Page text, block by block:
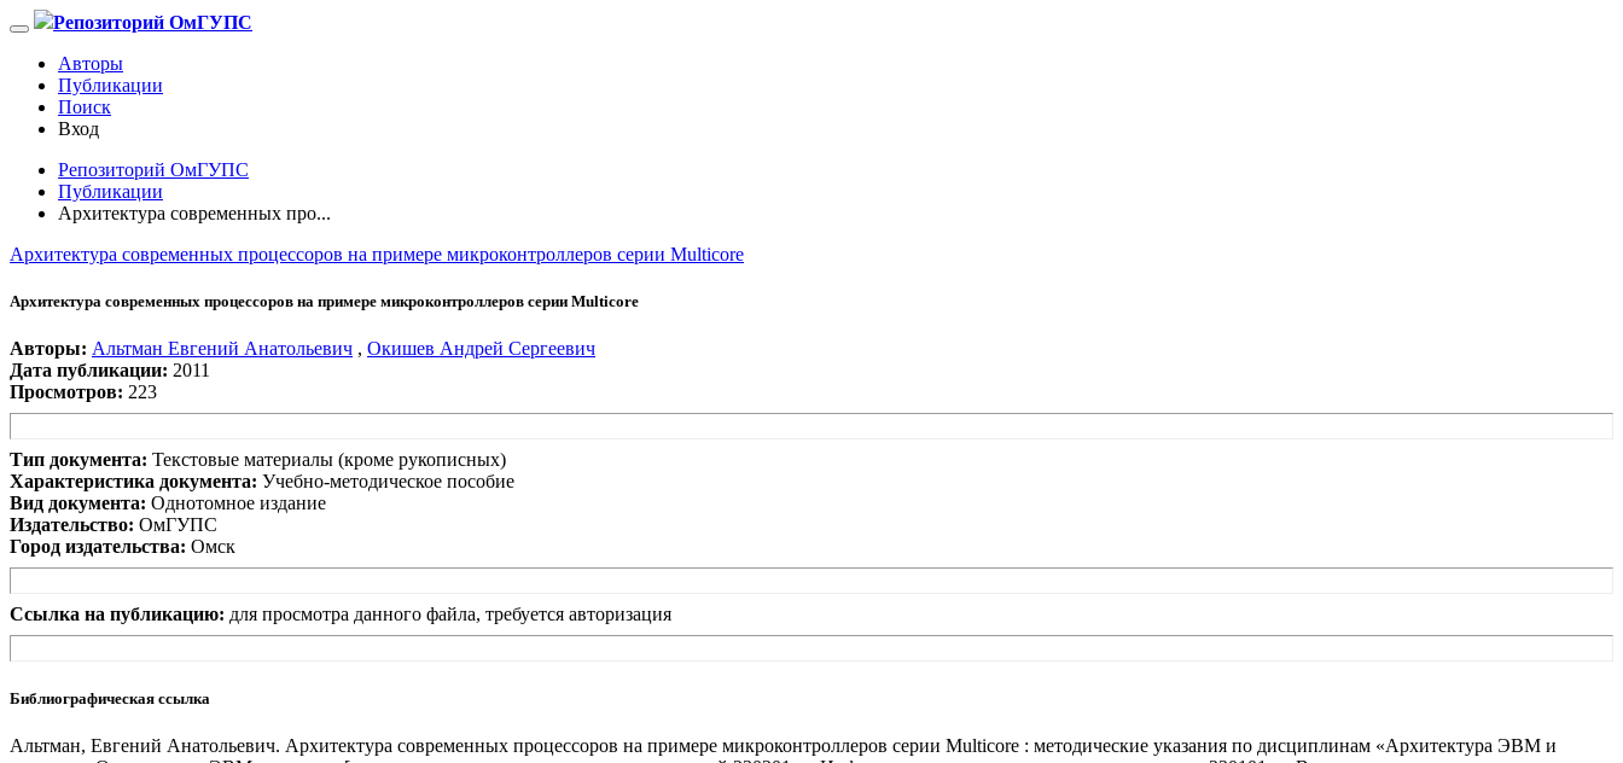
Репозиторий ОмГУПС
Авторы
Публикации
Поиск
Вход
Репозиторий ОмГУПС
Публикации
Архитектура современных про...
Архитектура современных процессоров на примере микроконтроллеров серии Multicore
Архитектура современных процессоров на примере микроконтроллеров серии Multicore
Авторы: Альтман Евгений Анатольевич , Окишев Андрей Сергеевич
Дата публикации: 2011
Просмотров: 223
Тип документа: Текстовые материалы (кроме рукописных)
Характеристика документа: Учебно-методическое пособие
Вид документа: Однотомное издание
Издательство: ОмГУПС
Город издательства: Омск
Ссылка на публикацию: для просмотра данного файла, требуется авторизация
Библиографическая ссылка
Альтман, Евгений Анатольевич. Архитектура современных процессоров на примере микроконтроллеров серии Multicore : методические указания по дисциплинам «Архитектура ЭВМ и